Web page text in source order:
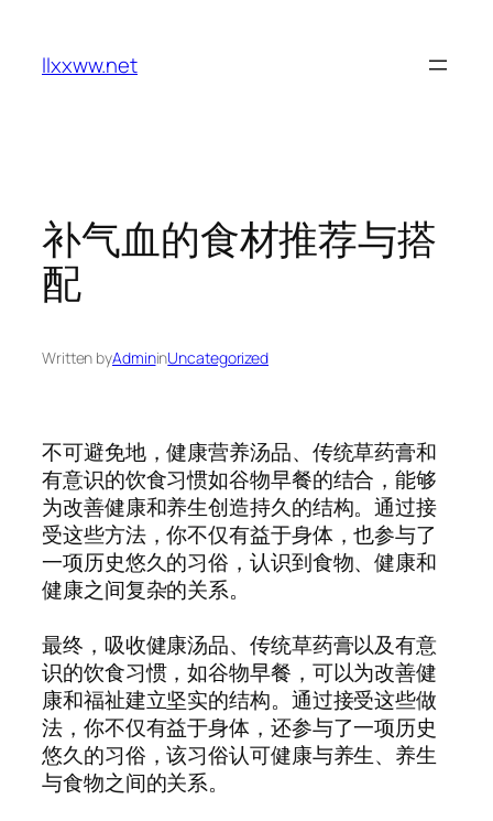
content
llxxww.net
补气血的食材推荐与搭
配
Written byAdmininUncategorized
不可避免地，健康营养汤品、传统草药膏和
有意识的饮食习惯如谷物早餐的结合，能够
为改善健康和养生创造持久的结构。通过接
受这些方法，你不仅有益于身体，也参与了
一项历史悠久的习俗，认识到食物、健康和
健康之间复杂的关系。
最终，吸收健康汤品、传统草药膏以及有意
识的饮食习惯，如谷物早餐，可以为改善健
康和福祉建立坚实的结构。通过接受这些做
法，你不仅有益于身体，还参与了一项历史
悠久的习俗，该习俗认可健康与养生、养生
与食物之间的关系。